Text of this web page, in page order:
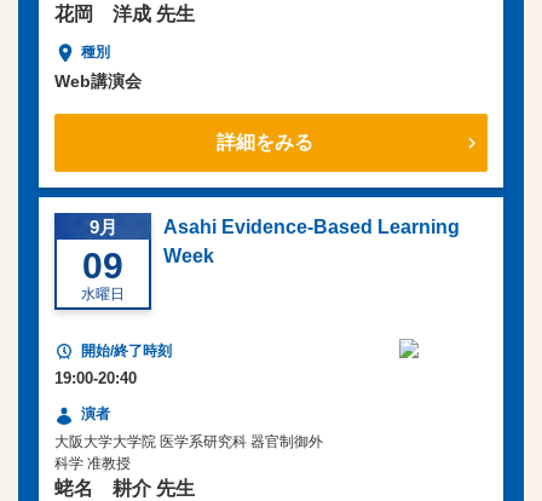
花岡 洋成 先生
Web講演会
詳細をみる
9月
09
水曜日
Asahi Evidence-Based Learning
Week
19:00-20:40
大阪大学大学院 医学系研究科 器官制御外
科学 准教授
蛯名 耕介 先生